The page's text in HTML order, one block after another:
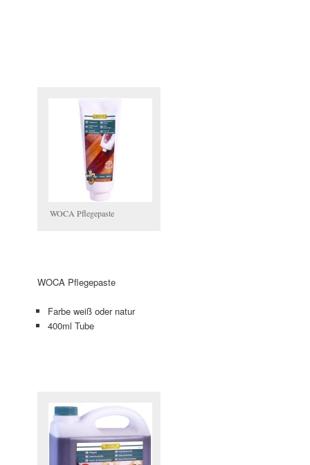
WOCA Pflegepaste
WOCA Pflegepaste
Farbe weiß oder natur
400ml Tube